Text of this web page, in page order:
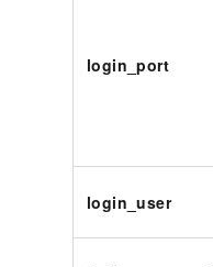
login_port
login_user